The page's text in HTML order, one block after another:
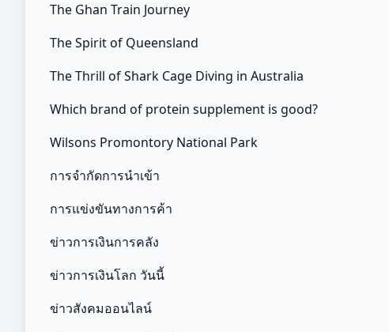
The Ghan Train Journey
The Spirit of Queensland
The Thrill of Shark Cage Diving in Australia
Which brand of protein supplement is good?
Wilsons Promontory National Park
การจำกัดการนำเข้า
การแข่งขันทางการค้า
ข่าวการเงินการคลัง
ข่าวการเงินโลก วันนี้
ข่าวสังคมออนไลน์